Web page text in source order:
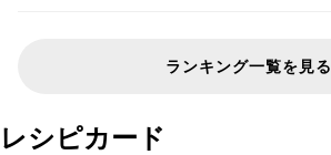
ランキング一覧を見る
レシピカード